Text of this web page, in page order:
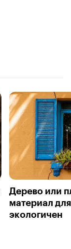
Дерево или
материал
экологичен